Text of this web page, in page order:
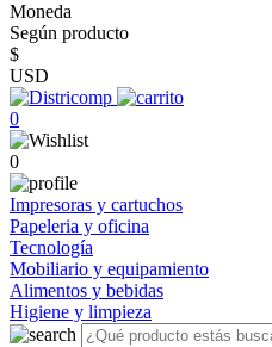
Moneda
Según producto
$
USD
0
0
Impresoras y cartuchos
Papeleria y oficina
Tecnología
Mobiliario y equipamiento
Alimentos y bebidas
Higiene y limpieza